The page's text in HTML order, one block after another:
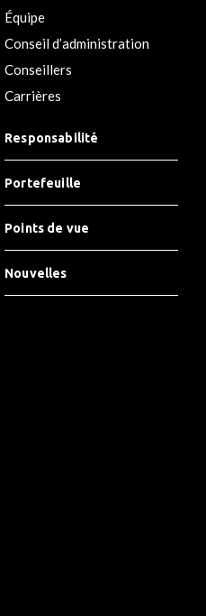
Équipe
Conseil d’administration
Conseillers
Carrières
Responsabilité
Portefeuille
Points de vue
Nouvelles